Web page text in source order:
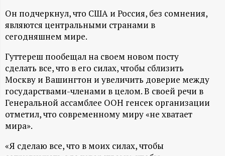
о
р
м
а
ц
и
Он подчеркнул, что США и Россия, без сомнения,
являются центральными странами в
сегодняшнем мире.
Гуттереш пообещал на своем новом посту
сделать все, что в его силах, чтобы сблизить
Москву и Вашингтон и увеличить доверие между
государствами-членами в целом. В своей речи в
Генеральной ассамблее ООН генсек организации
отметил, что современному миру «не хватает
мира».
«Я сделаю все, что в моих силах, чтобы